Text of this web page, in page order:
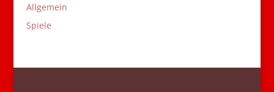
Allgemein
Spiele